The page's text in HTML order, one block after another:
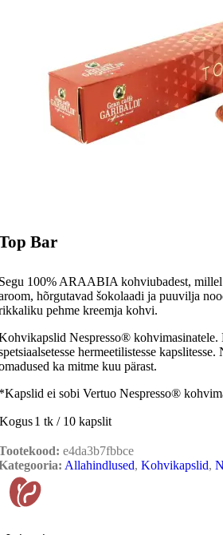
Bar
100% ARAABIA kohviubadest, millel
hõrgutavad šokolaadi ja puuvilja
pehme kreemja kohvi.
Nespresso® kohvimasinatele.
hermeetilistesse
ka mitme kuu pärast.
ei sobi Vertuo Nespresso®
Kogus1 tk / 10 kapslit
e4da3b7fbbce
Allahindlused, Kohvikapslid,